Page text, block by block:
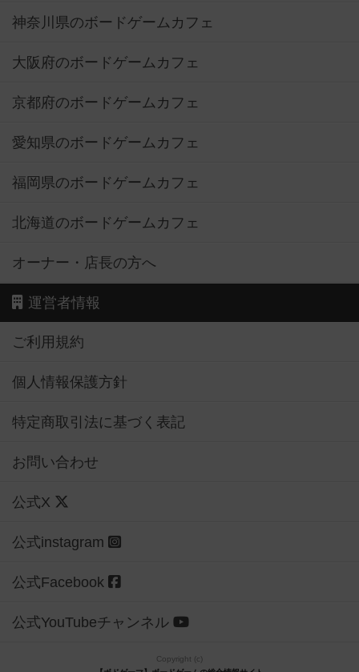
神奈川県のボードゲームカフェ
大阪府のボードゲームカフェ
京都府のボードゲームカフェ
愛知県のボードゲームカフェ
福岡県のボードゲームカフェ
北海道のボードゲームカフェ
オーナー・店長の方へ
運営者情報
ご利用規約
個人情報保護方針
特定商取引法に基づく表記
お問い合わせ
公式X
公式instagram
公式Facebook
公式YouTubeチャンネル
Copyright (c)